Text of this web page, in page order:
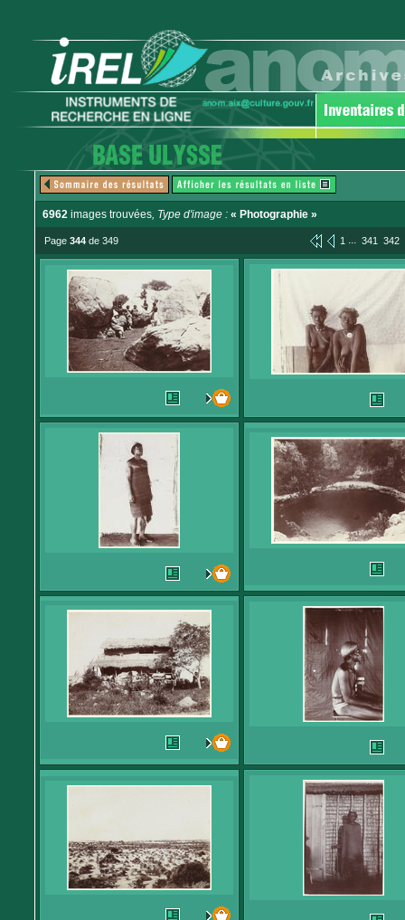
6962 images trouvées, Type d'image : « Photographie »
Page 344 de 349 1 ... 341 342